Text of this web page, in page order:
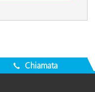
Chiamata